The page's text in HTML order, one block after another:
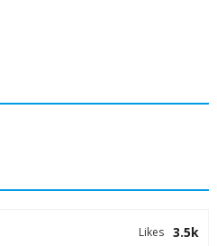
3.5k
Likes